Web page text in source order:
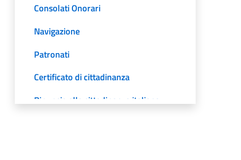
Consolati Onorari
Navigazione
Patronati
Certificato di cittadinanza
Rinuncia alla cittadinanza italiana